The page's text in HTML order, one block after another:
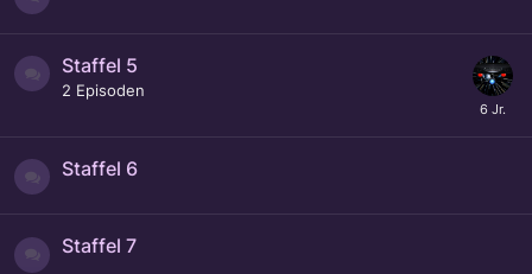
Staffel 5
2 Episoden
Staffel 6
Staffel 7